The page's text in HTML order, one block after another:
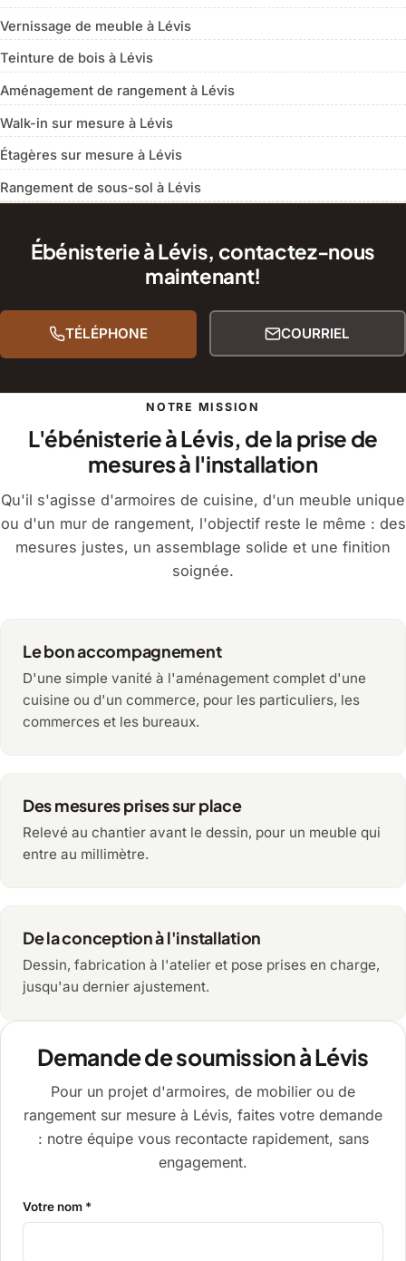
Vernissage de meuble à Lévis
Teinture de bois à Lévis
Aménagement de rangement à Lévis
Walk-in sur mesure à Lévis
Étagères sur mesure à Lévis
Rangement de sous-sol à Lévis
Ébénisterie à Lévis, contactez-nous
maintenant!
TÉLÉPHONE COURRIEL
NOTRE MISSION
L'ébénisterie à Lévis, de la prise de
mesures à l'installation
Qu'il s'agisse d'armoires de cuisine, d'un meuble unique
ou d'un mur de rangement, l'objectif reste le même : des
mesures justes, un assemblage solide et une finition
soignée.
Le bon accompagnement
D'une simple vanité à l'aménagement complet d'une
cuisine ou d'un commerce, pour les particuliers, les
commerces et les bureaux.
Des mesures prises sur place
Relevé au chantier avant le dessin, pour un meuble qui
entre au millimètre.
De la conception à l'installation
Dessin, fabrication à l'atelier et pose prises en charge,
jusqu'au dernier ajustement.
Demande de soumission à Lévis
Pour un projet d'armoires, de mobilier ou de
rangement sur mesure à Lévis, faites votre demande
: notre équipe vous recontacte rapidement, sans
engagement.
Votre nom *